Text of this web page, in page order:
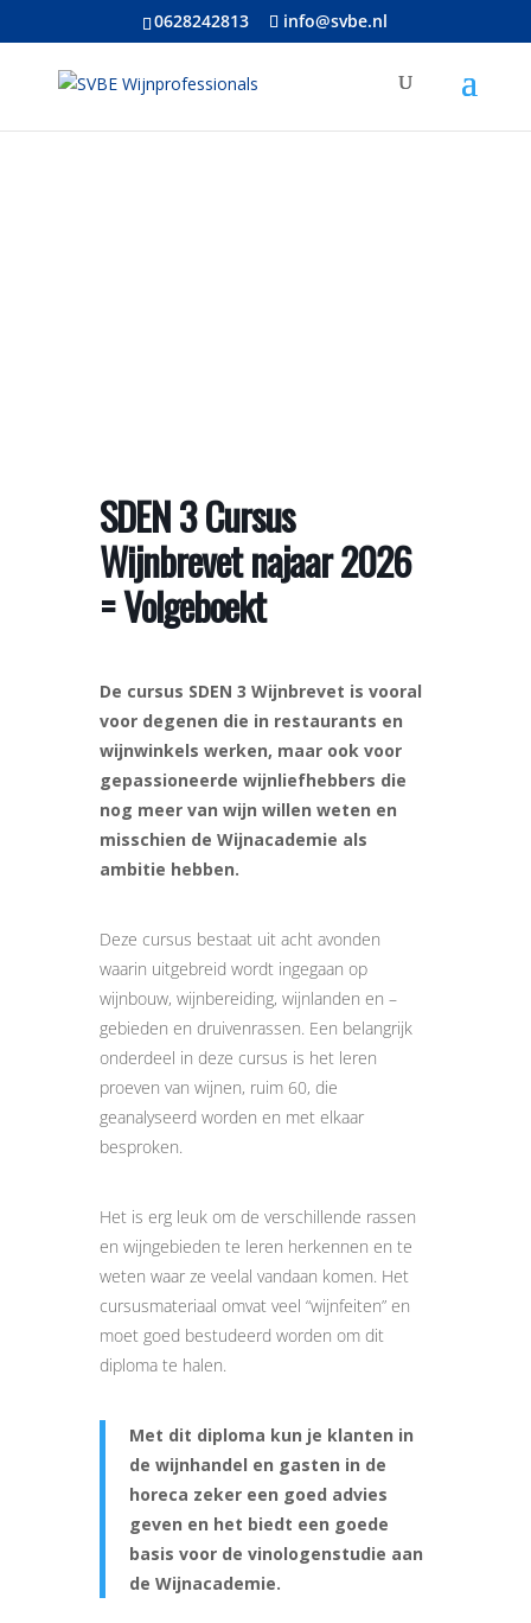
0628242813 info@svbe.nl
SDEN 3 Cursus
Wijnbrevet najaar 2026
= Volgeboekt
De cursus SDEN 3 Wijnbrevet is vooral
voor degenen die in restaurants en
wijnwinkels werken, maar ook voor
gepassioneerde wijnliefhebbers die
nog meer van wijn willen weten en
misschien de Wijnacademie als
ambitie hebben.
Deze cursus bestaat uit acht avonden
waarin uitgebreid wordt ingegaan op
wijnbouw, wijnbereiding, wijnlanden en –
gebieden en druivenrassen. Een belangrijk
onderdeel in deze cursus is het leren
proeven van wijnen, ruim 60, die
geanalyseerd worden en met elkaar
besproken.
Het is erg leuk om de verschillende rassen
en wijngebieden te leren herkennen en te
weten waar ze veelal vandaan komen. Het
cursusmateriaal omvat veel “wijnfeiten” en
moet goed bestudeerd worden om dit
diploma te halen.
Met dit diploma kun je klanten in
de wijnhandel en gasten in de
horeca zeker een goed advies
geven en het biedt een goede
basis voor de vinologenstudie aan
de Wijnacademie.